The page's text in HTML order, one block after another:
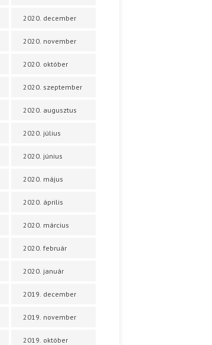
2020. december
2020. november
2020. október
2020. szeptember
2020. augusztus
2020. július
2020. június
2020. május
2020. április
2020. március
2020. február
2020. január
2019. december
2019. november
2019. október